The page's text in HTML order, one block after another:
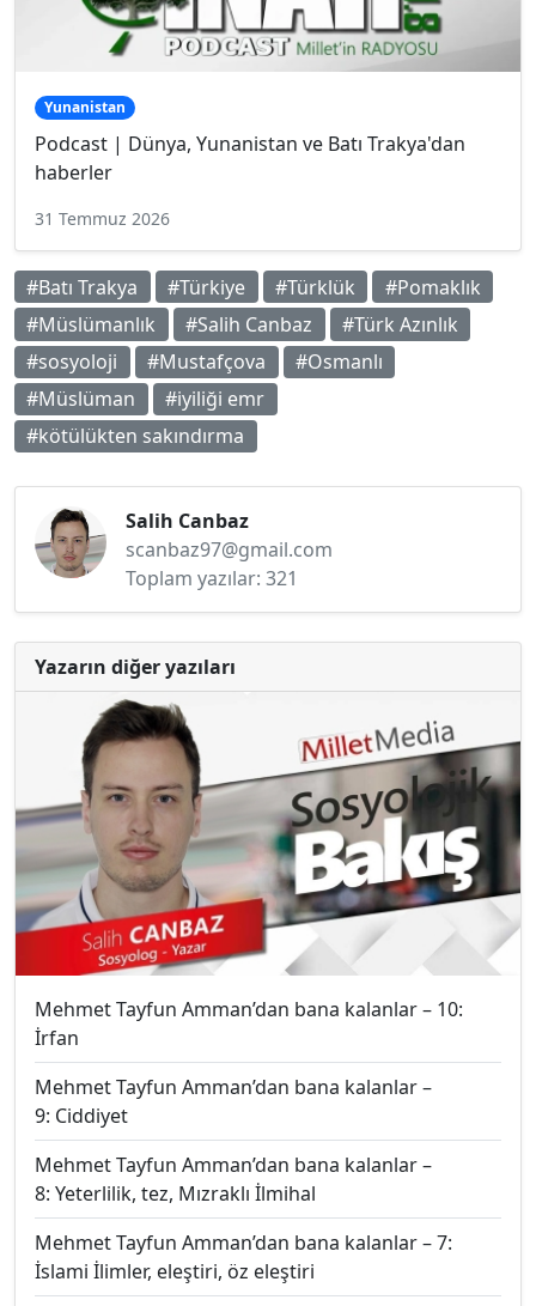
Yunanistan
Podcast | Dünya, Yunanistan ve Batı Trakya'dan
haberler
31 Temmuz 2026
#Batı Trakya #Türkiye #Türklük
#Pomaklık
#Müslümanlık
#Salih Canbaz
#Türk Azınlık
#sosyoloji
#Mustafçova
#Osmanlı
#Müslüman
#iyiliği emr
#kötülükten sakındırma
Salih Canbaz
scanbaz97@gmail.com
Toplam yazılar: 321
Yazarın diğer yazıları
Mehmet Tayfun Amman’dan bana kalanlar – 10:
İrfan
Mehmet Tayfun Amman’dan bana kalanlar –
9: Ciddiyet
Mehmet Tayfun Amman’dan bana kalanlar –
8: Yeterlilik, tez, Mızraklı İlmihal
Mehmet Tayfun Amman’dan bana kalanlar – 7:
İslami İlimler, eleştiri, öz eleştiri